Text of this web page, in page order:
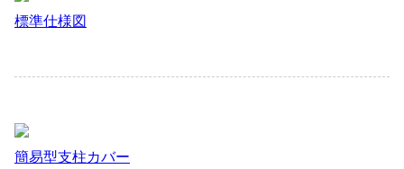
標準仕様図
簡易型支柱カバー